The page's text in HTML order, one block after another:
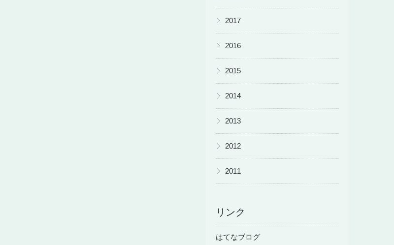
▶ 2017
▶ 2016
▶ 2015
▶ 2014
▶ 2013
▶ 2012
▶ 2011
リンク
はてなブログ